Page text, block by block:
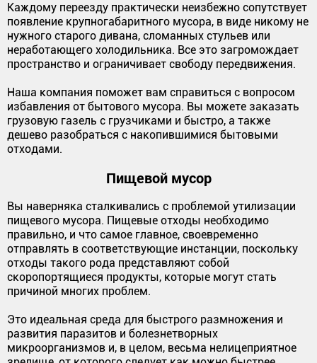
Каждому переезду практически неизбежно сопутствует
появление крупногабаритного мусора, в виде никому не
нужного старого дивана, сломанных стульев или
неработающего холодильника. Все это загромождает
пространство и ограничивает свободу передвижения.
Наша компания поможет вам справиться с вопросом
избавления от бытового мусора. Вы можете заказать
грузовую газель с грузчиками и быстро, а также
дешево разобраться с накопившимися бытовыми
отходами.
Пищевой мусор
Вы наверняка сталкивались с проблемой утилизации
пищевого мусора. Пищевые отходы необходимо
правильно, и что самое главное, своевременно
отправлять в соответствующие инстанции, поскольку
отходы такого рода представляют собой
скоропортящиеся продукты, которые могут стать
причиной многих проблем.
Это идеальная среда для быстрого размножения и
развития паразитов и болезнетворных
микроорганизмов и, в целом, весьма нелицеприятное